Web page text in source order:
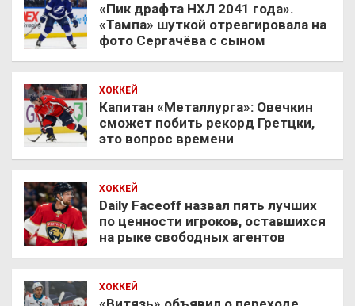
«Пик драфта НХЛ 2041 года».
«Тампа» шуткой отреагировала на
фото Сергачёва с сыном
ХОККЕЙ
Капитан «Металлурга»: Овечкин
сможет побить рекорд Гретцки,
это вопрос времени
ХОККЕЙ
Daily Faceoff назвал пять лучших
по ценности игроков, оставшихся
на рыке свободных агентов
ХОККЕЙ